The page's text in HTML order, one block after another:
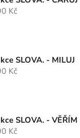
Kč
SLOVA. - MILUJ
Kč
SLOVA. - VĚŘÍM
Kč